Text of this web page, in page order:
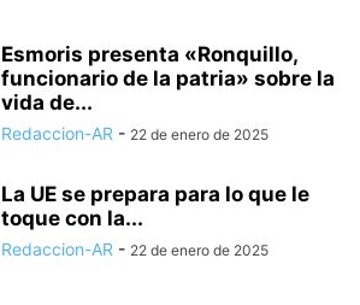
Esmoris presenta «Ronquillo,
funcionario de la patria» sobre la
vida de...
Redaccion-AR - 22 de enero de 2025
La UE se prepara para lo que le
toque con la...
Redaccion-AR - 22 de enero de 2025